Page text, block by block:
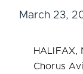
March 23,
HALIFAX,
Chorus